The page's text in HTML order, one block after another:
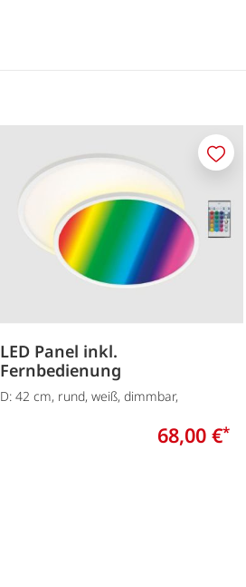
LED Panel inkl.
Fernbedienung
D: 42 cm, rund, weiß, dimmbar,
68,00 €*